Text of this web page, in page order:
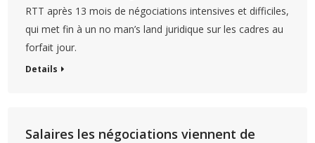
RTT après 13 mois de négociations intensives et difficiles,
qui met fin à un no man’s land juridique sur les cadres au
forfait jour.
Details
Salaires les négociations viennent de